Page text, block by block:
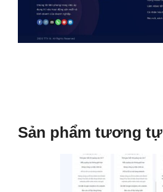
Sản phẩm tương tự